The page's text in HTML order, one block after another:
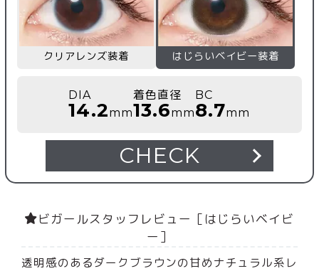
クリアレンズ装着 はじらいベイビー装着
DIA
14.2mm
着色直径
13.6mm
BC
8.7mm
CHECK
ビガールスタッフレビュー［はじらいベイビ
ー］
透明感のあるダークブラウンの甘めナチュラル系レ